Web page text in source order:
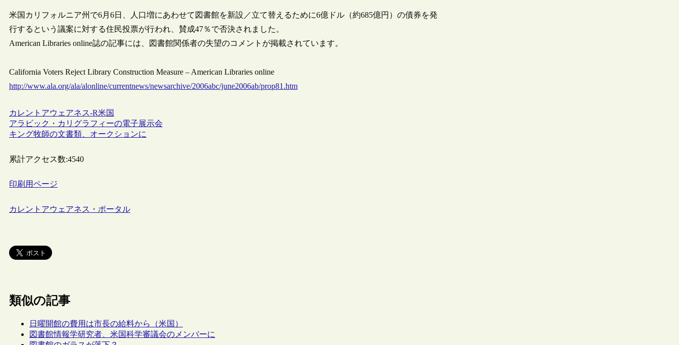
米国カリフォルニア州で6月6日、人口増にあわせて図書館を新設／立て替えるために6億ドル（約685億円）の債券を発
行するという議案に対する住民投票が行われ、賛成47％で否決されました。
American Libraries online誌の記事には、図書館関係者の失望のコメントが掲載されています。
California Voters Reject Library Construction Measure – American Libraries online
http://www.ala.org/ala/alonline/currentnews/newsarchive/2006abc/june2006ab/prop81.htm
カレントアウェアネス-R米国
アラビック・カリグラフィーの電子展示会
キング牧師の文書類、オークションに
累計アクセス数:4540
印刷用ページ
カレントアウェアネス・ポータル
類似の記事
日曜開館の費用は市長の給料から（米国）
図書館情報学研究者、米国科学審議会のメンバーに